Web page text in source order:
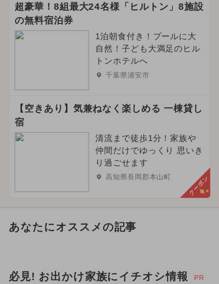
超豪華！8組最大24名様「ヒルトン」8施設
の無料宿泊券
1泊朝食付き！プールに大
自然！子ども大満足のヒル
トンホテルへ
千葉県浦安市
【空きあり】気兼ねなく楽しめる 一棟貸し
宿
清流まで徒歩1分！家族や
仲間だけでゆっくり 思いき
り過ごせます
高知県長岡郡本山町 クーポン
あなたにオススメの記事
必見! お出かけ家族にイチオシ情報 PR